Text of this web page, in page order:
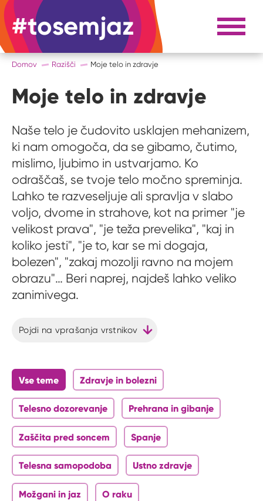
#tosemjaz #to sem jaz Razpri
Domov Razišči Moje telo in zdravje
Moje telo in zdravje
Naše telo je čudovito usklajen mehanizem,
ki nam omogoča, da se gibamo, čutimo,
mislimo, ljubimo in ustvarjamo. Ko
odraščaš, se tvoje telo močno spreminja.
Lahko te razveseljuje ali spravlja v slabo
voljo, dvome in strahove, kot na primer "je
velikost prava", "je teža prevelika", "kaj in
koliko jesti", "je to, kar se mi dogaja,
bolezen", "zakaj mozolji ravno na mojem
obrazu"… Beri naprej, najdeš lahko veliko
zanimivega.
Pojdi na vprašanja vrstnikov
Vse teme Zdravje in bolezni
Telesno dozorevanje Prehrana in gibanje
Zaščita pred soncem Spanje
Telesna samopodoba Ustno zdravje
Možgani in jaz O raku